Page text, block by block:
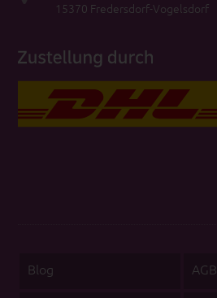
15370 Fredersdorf-Vogelsdorf
Blog AGB